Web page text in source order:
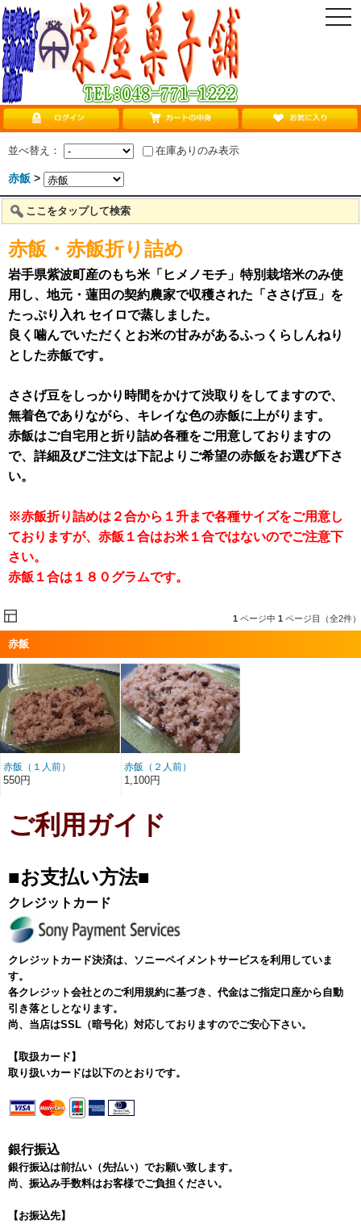
並べ替え： 在庫ありのみ表示
赤飯 >
ここをタップして検索
赤飯・赤飯折り詰め
岩手県紫波町産のもち米「ヒメノモチ」特別栽培米のみ使
用し、地元・蓮田の契約農家で収穫された「ささげ豆」を
たっぷり入れ セイロで蒸しました。
良く噛んでいただくとお米の甘みがあるふっくらしんねり
とした赤飯です。
ささげ豆をしっかり時間をかけて渋取りをしてますので、
無着色でありながら、キレイな色の赤飯に上がります。
赤飯はご自宅用と折り詰め各種をご用意しておりますの
で、詳細及びご注文は下記よりご希望の赤飯をお選び下さ
い。
※赤飯折り詰めは２合から１升まで各種サイズをご用意し
ておりますが、赤飯１合はお米１合ではないのでご注意下
さい。
赤飯１合は１８０グラムです。
1 ページ中 1 ページ目（全2件）
赤飯
赤飯（１人前）
550円
赤飯（２人前）
1,100円
ご利用ガイド
■お支払い方法■
クレジットカード
クレジットカード決済は、ソニーペイメントサービスを利用していま
す。
各クレジット会社とのご利用規約に基づき、代金はご指定口座から自動
引き落としとなります。
尚、当店はSSL（暗号化）対応しておりますのでご安心下さい。
【取扱カード】
取り扱いカードは以下のとおりです。
銀行振込
銀行振込は前払い（先払い）でお願い致します。
尚、振込み手数料はお客様でご負担ください。
【お振込先】